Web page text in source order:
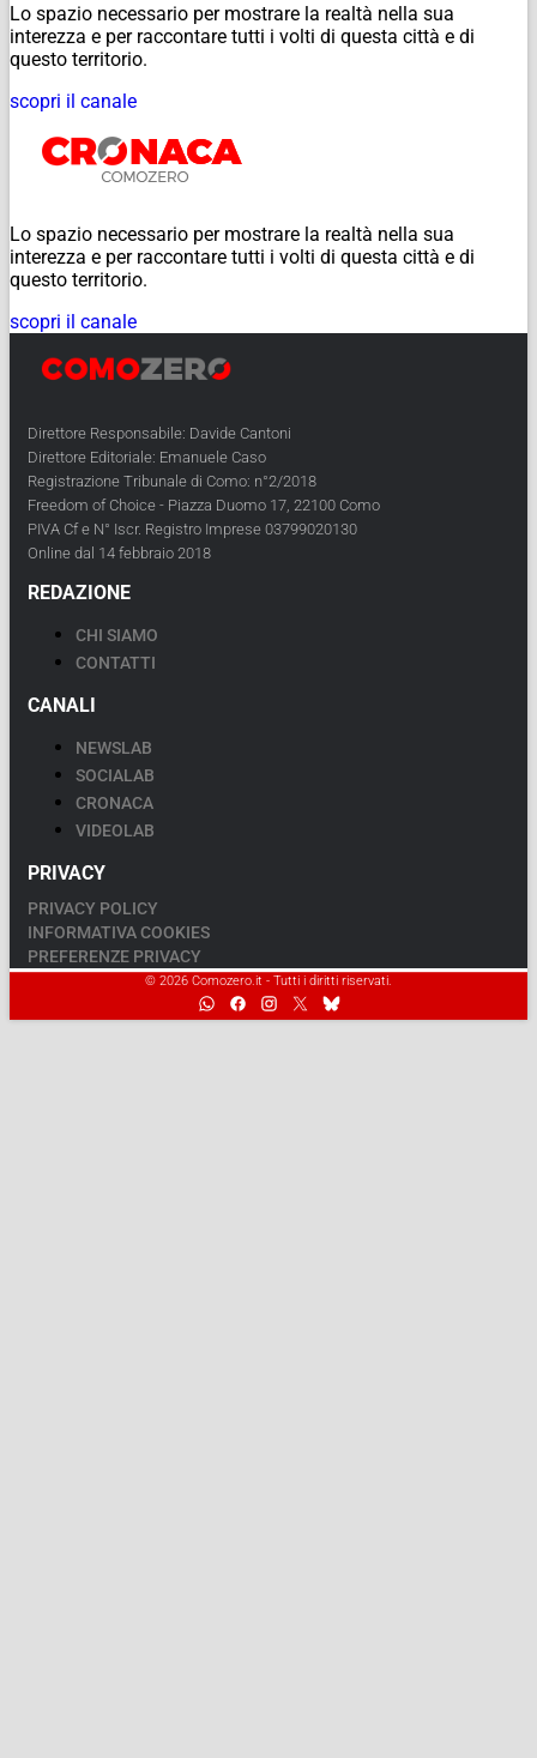
Lo spazio necessario per mostrare la realtà nella sua
interezza e per raccontare tutti i volti di questa città e di
questo territorio.
scopri il canale
Lo spazio necessario per mostrare la realtà nella sua
interezza e per raccontare tutti i volti di questa città e di
questo territorio.
scopri il canale
Direttore Responsabile: Davide Cantoni
Direttore Editoriale: Emanuele Caso
Registrazione Tribunale di Como: n°2/2018
Freedom of Choice - Piazza Duomo 17, 22100 Como
PIVA Cf e N° Iscr. Registro Imprese 03799020130
Online dal 14 febbraio 2018
REDAZIONE
CHI SIAMO
CONTATTI
CANALI
NEWSLAB
SOCIALAB
CRONACA
VIDEOLAB
PRIVACY
PRIVACY POLICY
INFORMATIVA COOKIES
PREFERENZE PRIVACY
© 2026 Comozero.it - Tutti i diritti riservati.